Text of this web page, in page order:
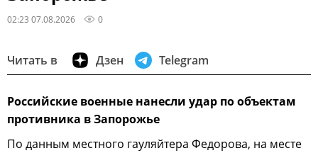
02:23 07.08.2026 0
Читать в Дзен Telegram
Российские военные нанесли удар по объектам
противника в Запорожье
По данным местного гауляйтера Федорова, на месте